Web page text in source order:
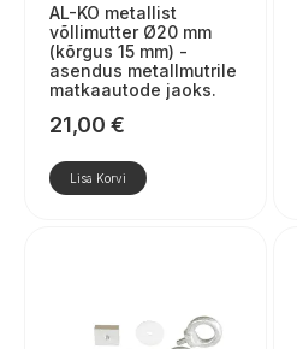
AL-KO metallist
võllimutter Ø20 mm
(kõrgus 15 mm) -
asendus metallmutrile
matkaautode jaoks.
21,00 €
Lisa Korvi